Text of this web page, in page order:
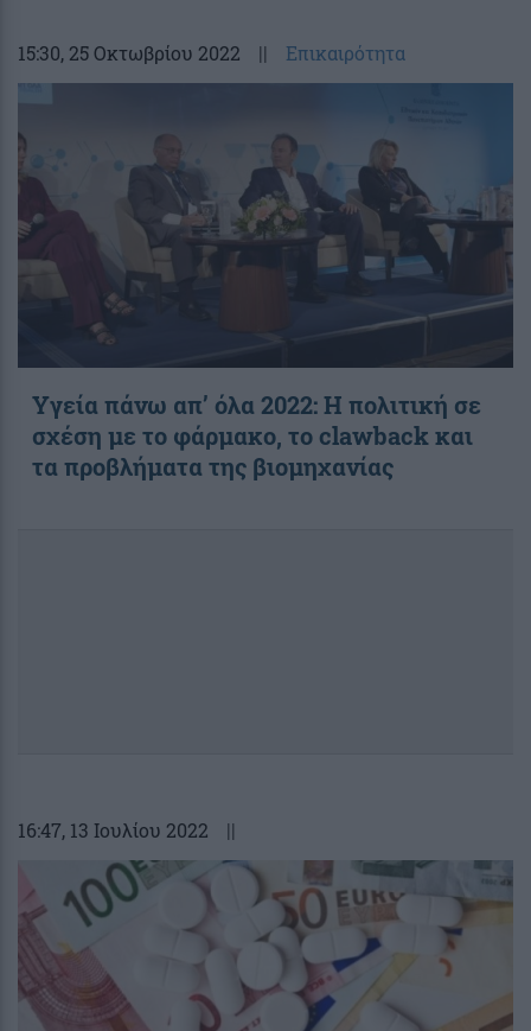
15:30, 25 Οκτωβρίου 2022 || Επικαιρότητα
Υγεία πάνω απ’ όλα 2022: Η πολιτική σε
σχέση με το φάρμακο, το clawback και
τα προβλήματα της βιομηχανίας
16:47, 13 Ιουλίου 2022 ||